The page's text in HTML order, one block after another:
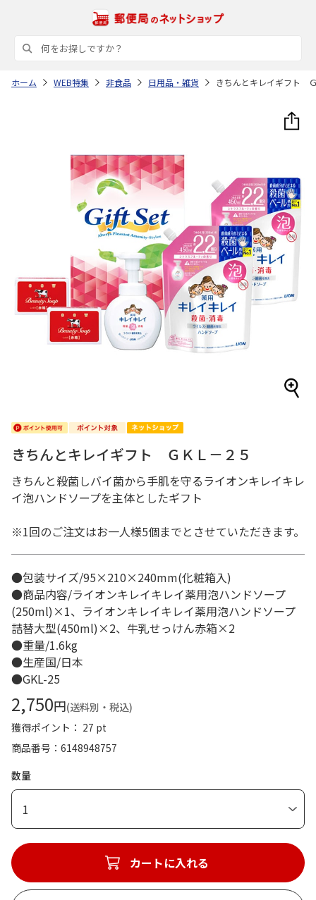
ホーム WEB特集 非食品 日用品・雑貨 きちんとキレイギフト
きちんとキレイギフト ＧＫＬ－２５
きちんと殺菌しバイ菌から手肌を守るライオンキレイキレ
イ泡ハンドソープを主体としたギフト
※1回のご注文はお一人様5個までとさせていただきます。
●包装サイズ/95×210×240mm(化粧箱入)
●商品内容/ライオンキレイキレイ薬用泡ハンドソープ
(250ml)×1、ライオンキレイキレイ薬用泡ハンドソープ
詰替大型(450ml)×2、牛乳せっけん赤箱×2
●重量/1.6kg
●生産国/日本
●GKL-25
2,750円(送料別・税込)
獲得ポイント： 27 pt
商品番号
6148948757
数量
1
カートに入れる